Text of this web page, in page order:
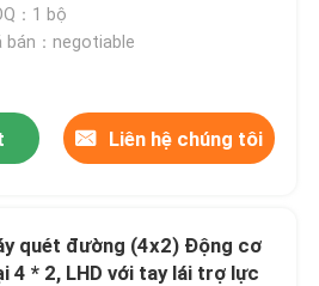
：1 bộ
bán：negotiable
Liên hệ chúng tôi
quét đường (4x2) Động cơ
4 * 2, LHD với tay lái trợ lực